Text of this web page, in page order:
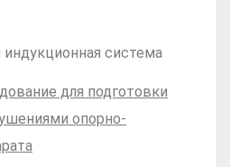
система
для подготовки
опорно-